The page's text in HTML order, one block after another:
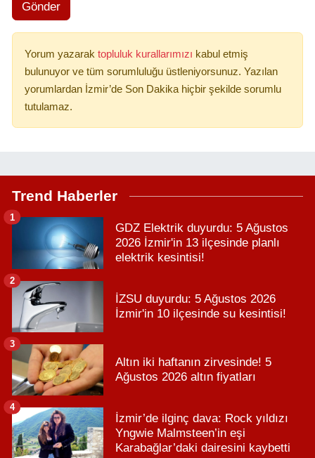
Gönder
Yorum yazarak topluluk kurallarımızı kabul etmiş
bulunuyor ve tüm sorumluluğu üstleniyorsunuz. Yazılan
yorumlardan İzmir’de Son Dakika hiçbir şekilde sorumlu
tutulamaz.
Trend Haberler
GDZ Elektrik duyurdu: 5 Ağustos
2026 İzmir'in 13 ilçesinde planlı
elektrik kesintisi!
1
İZSU duyurdu: 5 Ağustos 2026
İzmir'in 10 ilçesinde su kesintisi!
2
Altın iki haftanın zirvesinde! 5
Ağustos 2026 altın fiyatları
3
İzmir’de ilginç dava: Rock yıldızı
Yngwie Malmsteen’in eşi
Karabağlar’daki dairesini kaybetti
4